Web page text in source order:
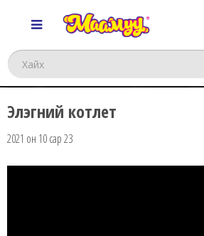
Хайх
Элэгний котлет
2021 он 10 сар 23